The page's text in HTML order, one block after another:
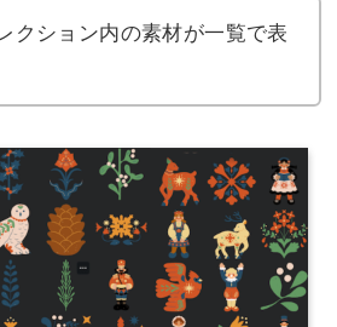
クション内の素材が一覧で表